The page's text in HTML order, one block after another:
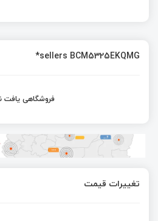
sellers BCM5325EKQMG*
فروشگاهی یافت
تغییرات قیمت